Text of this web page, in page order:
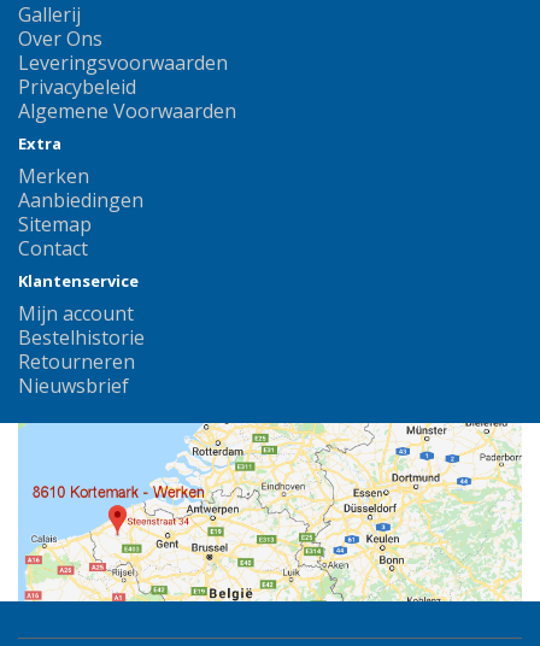
Gallerij
Over Ons
Leveringsvoorwaarden
Privacybeleid
Algemene Voorwaarden
Extra
Merken
Aanbiedingen
Sitemap
Contact
Klantenservice
Mijn account
Bestelhistorie
Retourneren
Nieuwsbrief